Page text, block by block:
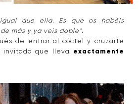
que ella. Es que os habéis
más y ya veis doble".
de entrar al cóctel y cruzarte
que lleva exactamente